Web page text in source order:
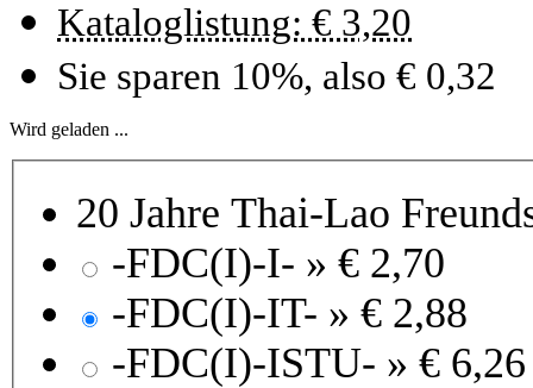
Kataloglistung: € 3,20
Sie sparen 10%, also € 0,32
Wird geladen ...
20 Jahre Thai-Lao
-FDC(I)-I- » € 2,70
-FDC(I)-IT- » € 2,88
-FDC(I)-ISTU- » € 6,26